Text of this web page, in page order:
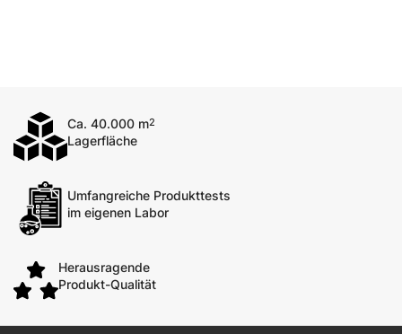
Ca. 40.000 m2
Lagerfläche
Umfangreiche Produkttests
im eigenen Labor
Herausragende
Produkt-Qualität